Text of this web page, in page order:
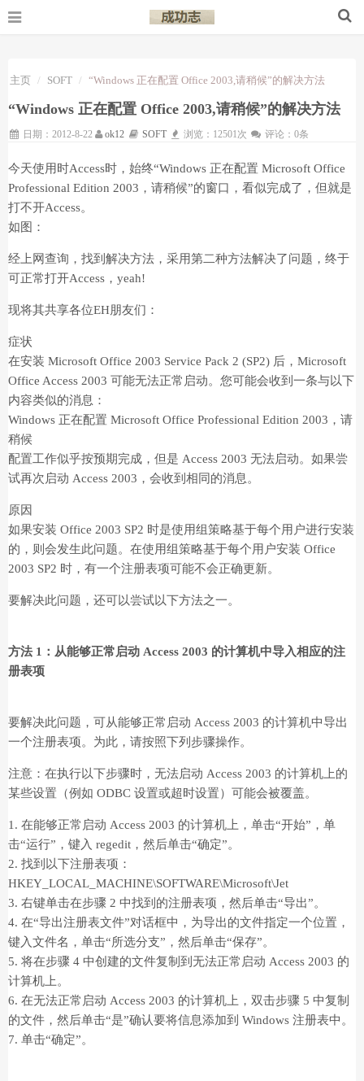
主页 SOFT “Windows 正在配置 Office 2003,请稍候”的解决方法
“Windows 正在配置 Office 2003,请稍候”的解决方法
日期：2012-8-22 ok12 SOFT 浏览：12501次 评论：0条
今天使用时Access时，始终“Windows 正在配置 Microsoft Office
Professional Edition 2003，请稍候”的窗口，看似完成了，但就是
打不开Access。
如图：
经上网查询，找到解决方法，采用第二种方法解决了问题，终于
可正常打开Access，yeah!
现将其共享各位EH朋友们：
症状
在安装 Microsoft Office 2003 Service Pack 2 (SP2) 后，Microsoft
Office Access 2003 可能无法正常启动。您可能会收到一条与以下
内容类似的消息：
Windows 正在配置 Microsoft Office Professional Edition 2003，请
稍候
配置工作似乎按预期完成，但是 Access 2003 无法启动。如果尝
试再次启动 Access 2003，会收到相同的消息。
原因
如果安装 Office 2003 SP2 时是使用组策略基于每个用户进行安装
的，则会发生此问题。在使用组策略基于每个用户安装 Office
2003 SP2 时，有一个注册表项可能不会正确更新。
要解决此问题，还可以尝试以下方法之一。
方法 1：从能够正常启动 Access 2003 的计算机中导入相应的注
册表项
要解决此问题，可从能够正常启动 Access 2003 的计算机中导出
一个注册表项。为此，请按照下列步骤操作。
注意：在执行以下步骤时，无法启动 Access 2003 的计算机上的
某些设置（例如 ODBC 设置或超时设置）可能会被覆盖。
1. 在能够正常启动 Access 2003 的计算机上，单击“开始”，单
击“运行”，键入 regedit，然后单击“确定”。
2. 找到以下注册表项：
HKEY_LOCAL_MACHINE\SOFTWARE\Microsoft\Jet
3. 右键单击在步骤 2 中找到的注册表项，然后单击“导出”。
4. 在“导出注册表文件”对话框中，为导出的文件指定一个位置，
键入文件名，单击“所选分支”，然后单击“保存”。
5. 将在步骤 4 中创建的文件复制到无法正常启动 Access 2003 的
计算机上。
6. 在无法正常启动 Access 2003 的计算机上，双击步骤 5 中复制
的文件，然后单击“是”确认要将信息添加到 Windows 注册表中。
7. 单击“确定”。